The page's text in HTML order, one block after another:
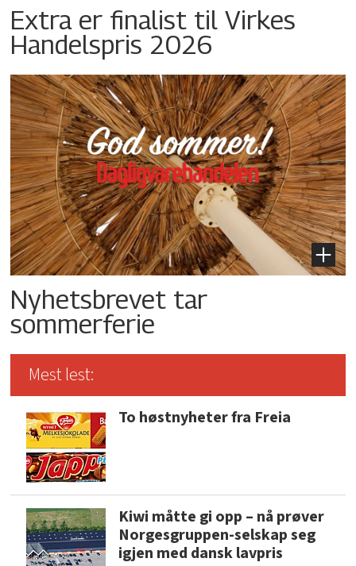
Extra er finalist til Virkes
Handelspris 2026
Nyhetsbrevet tar
sommerferie
Mest lest:
To høstnyheter fra Freia
Kiwi måtte gi opp – nå prøver
Norgesgruppen-selskap seg
igjen med dansk lavpris